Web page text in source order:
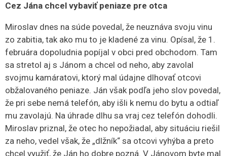
Cez Jána chcel vybaviť peniaze pre otca
Miroslav dnes na súde povedal, že neuznáva svoju vinu
zo zabitia, tak ako mu to je kladené za vinu. Opísal, že 1.
februára dopoludnia popíjal v obci pred obchodom. Tam
sa stretol aj s Jánom a chcel od neho, aby zavolal
svojmu kamáratovi, ktorý mal údajne dlhovať otcovi
obžalovaného peniaze. Ján však podľa jeho slov povedal,
že pri sebe nemá telefón, aby išli k nemu do bytu a odtiaľ
mu zavolajú. Na úhrade dlhu sa vraj cez telefón dohodli.
Miroslav priznal, že otec ho nepožiadal, aby situáciu riešil
za neho, vedel však, že „dlžník“ sa otcovi vyhýba a preto
chcel využiť, že Ján ho dobre pozná. V Jánovom byte mal